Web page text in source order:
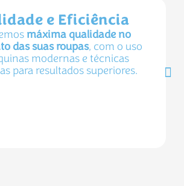
e Eficiência
máxima qualidade no
das suas roupas, com o uso
modernas e técnicas
para resultados superiores.